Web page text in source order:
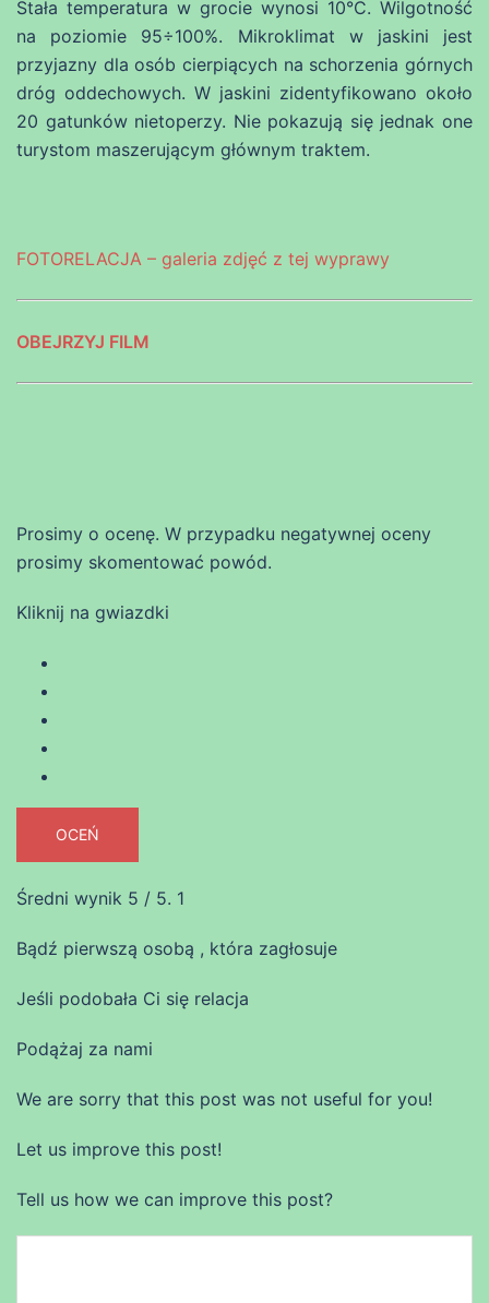
Stała temperatura w grocie wynosi 10°C. Wilgotność
na poziomie 95÷100%. Mikroklimat w jaskini jest
przyjazny dla osób cierpiących na schorzenia górnych
dróg oddechowych. W jaskini zidentyfikowano około
20 gatunków nietoperzy. Nie pokazują się jednak one
turystom maszerującym głównym traktem.
FOTORELACJA – galeria zdjęć z tej wyprawy
OBEJRZYJ FILM
Prosimy o ocenę. W przypadku negatywnej oceny
prosimy skomentować powód.
Kliknij na gwiazdki
OCEŃ
Średni wynik 5 / 5. 1
Bądź pierwszą osobą , która zagłosuje
Jeśli podobała Ci się relacja
Podążaj za nami
We are sorry that this post was not useful for you!
Let us improve this post!
Tell us how we can improve this post?